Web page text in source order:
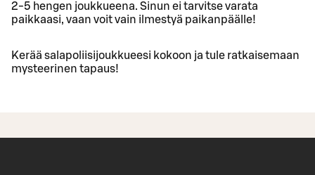
2-5 hengen joukkueena. Sinun ei tarvitse varata
paikkaasi, vaan voit vain ilmestyä paikanpäälle!
Kerää salapoliisijoukkueesi kokoon ja tule ratkaisemaan
mysteerinen tapaus!